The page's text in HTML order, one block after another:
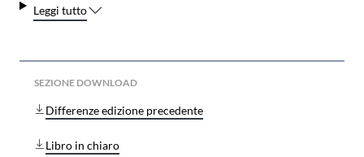
Leggi tutto
SEZIONE DOWNLOAD
Differenze edizione precedente
Libro in chiaro